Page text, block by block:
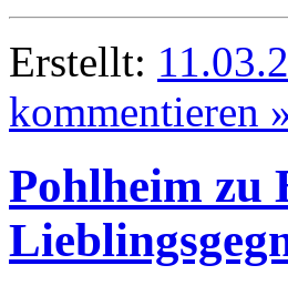
Erstellt:
kommentieren
Pohlheim zu